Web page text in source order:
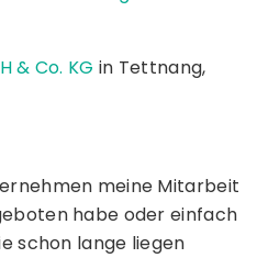
& Co. KG in Tettnang,
meine Mitarbeit
habe oder einfach
schon lange liegen